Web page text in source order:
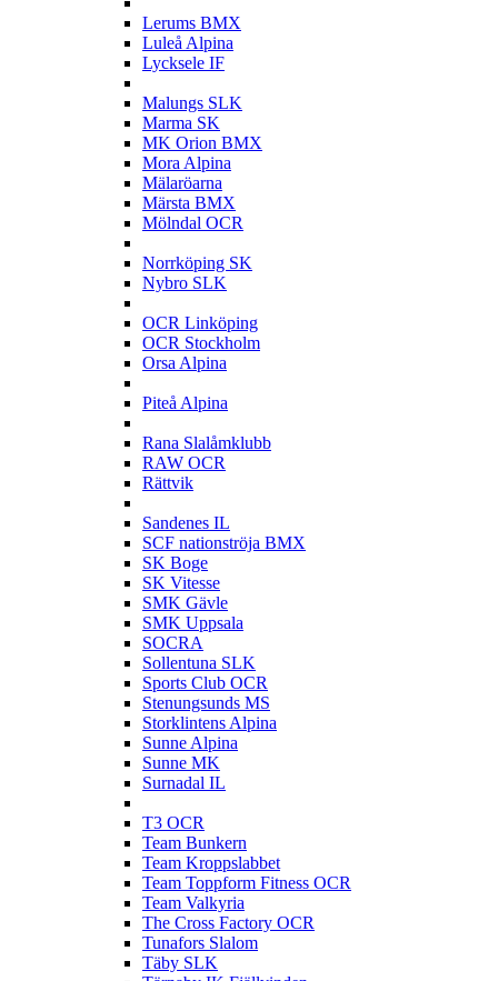
Lerums BMX
Luleå Alpina
Lycksele IF
Malungs SLK
Marma SK
MK Orion BMX
Mora Alpina
Mälaröarna
Märsta BMX
Mölndal OCR
Norrköping SK
Nybro SLK
OCR Linköping
OCR Stockholm
Orsa Alpina
Piteå Alpina
Rana Slalåmklubb
RAW OCR
Rättvik
Sandenes IL
SCF nationströja BMX
SK Boge
SK Vitesse
SMK Gävle
SMK Uppsala
SOCRA
Sollentuna SLK
Sports Club OCR
Stenungsunds MS
Storklintens Alpina
Sunne Alpina
Sunne MK
Surnadal IL
T3 OCR
Team Bunkern
Team Kroppslabbet
Team Toppform Fitness OCR
Team Valkyria
The Cross Factory OCR
Tunafors Slalom
Täby SLK